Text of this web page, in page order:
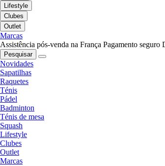
Lifestyle
Clubes
Outlet
Marcas
Assistência pós-venda na França Pagamento seguro
Pesquisar
Novidades
Sapatilhas
Raquetes
Ténis
Pádel
Badminton
Ténis de mesa
Squash
Lifestyle
Clubes
Outlet
Marcas